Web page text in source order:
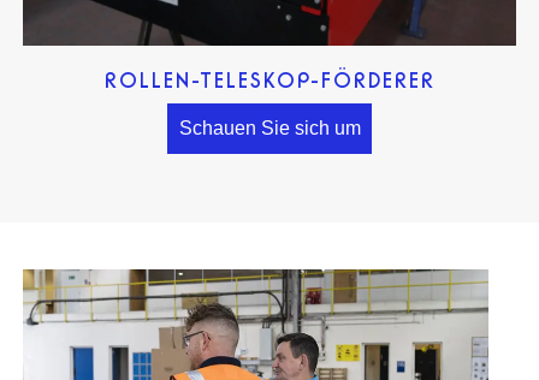
ROLLEN-TELESKOP-FÖRDERER
Schauen Sie sich um